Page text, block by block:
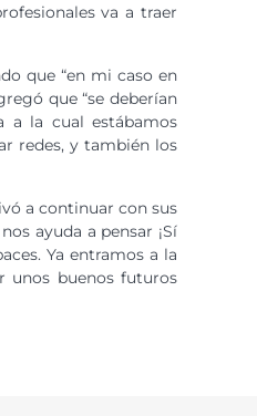
va a traer
que “en mi caso en
que “se deberían
a la cual estábamos
redes, y también los
a continuar con sus
ayuda a pensar ¡Sí
Ya entramos a la
unos buenos futuros